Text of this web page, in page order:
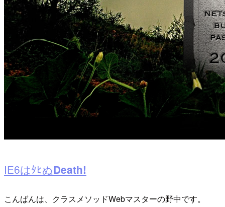
IE6はﾀﾋぬDeath!
こんばんは、クラスメソッドWebマスターの野中です。